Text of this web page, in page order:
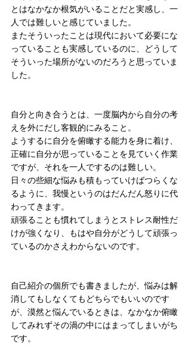
とはなかなか根気がいることだと実感し、一
人では難しいと感じていました。
またそういったことは現代において必要にな
っていることも実感しているのに、どうして
そういった場所がないのだろうと思っていま
した。
自分と向き合うとは、一度脳内から自分の考
えを外にだし客観的にみること。
ようするに自分を俯瞰する能力を身に着け、
正確に自分が思っていることを見ていく作業
ですが、それを一人でするのは難しい。
日々の些細な悩みも積もっていけばつらくな
るように、我慢というのはだんだん怒りに代
わってきます。
頑張ることも慣れてしまうとストレス耐性だ
けが強くなり、もはや自分がどうして頑張っ
ているのかさえわからないのです。
自己紹介の個所でも書きましたが、悩みは解
消してもしなくてもどちらでもいいのです
が、漠然と悩んでいるときは、なかなか俯瞰
してみれずその渦の中にはまってしまいがち
です。